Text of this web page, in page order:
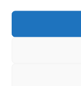
obbligatori in
Le